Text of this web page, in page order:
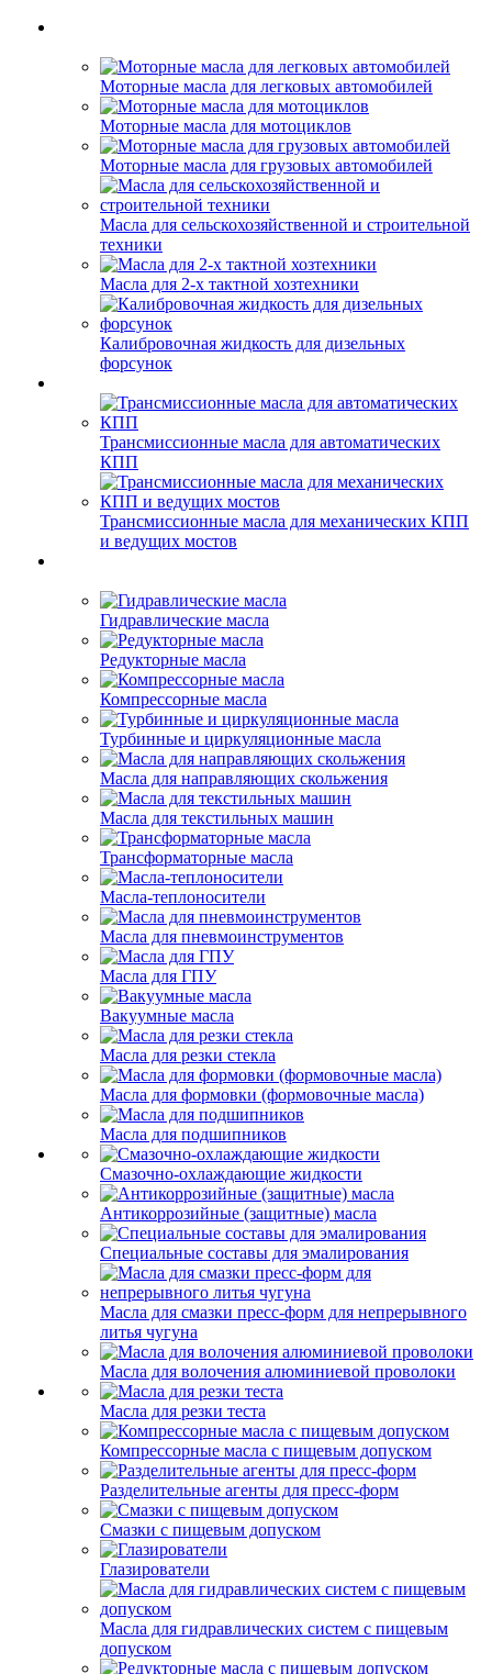
Моторные масла для легковых автомобилей
Моторные масла для мотоциклов
Моторные масла для грузовых автомобилей
Масла для сельскохозяйственной и строительной
техники
Масла для 2-х тактной хозтехники
Калибровочная жидкость для дизельных
форсунок
Трансмиссионные масла для автоматических
КПП
Трансмиссионные масла для механических КПП
и ведущих мостов
Гидравлические масла
Редукторные масла
Компрессорные масла
Турбинные и циркуляционные масла
Масла для направляющих скольжения
Масла для текстильных машин
Трансформаторные масла
Масла-теплоносители
Масла для пневмоинструментов
Масла для ГПУ
Вакуумные масла
Масла для резки стекла
Масла для формовки (формовочные масла)
Масла для подшипников
Смазочно-охлаждающие жидкости
Антикоррозийные (защитные) масла
Специальные составы для эмалирования
Масла для смазки пресс-форм для непрерывного
литья чугуна
Масла для волочения алюминиевой проволоки
Масла для резки теста
Компрессорные масла с пищевым допуском
Разделительные агенты для пресс-форм
Смазки с пищевым допуском
Глазирователи
Масла для гидравлических систем с пищевым
допуском